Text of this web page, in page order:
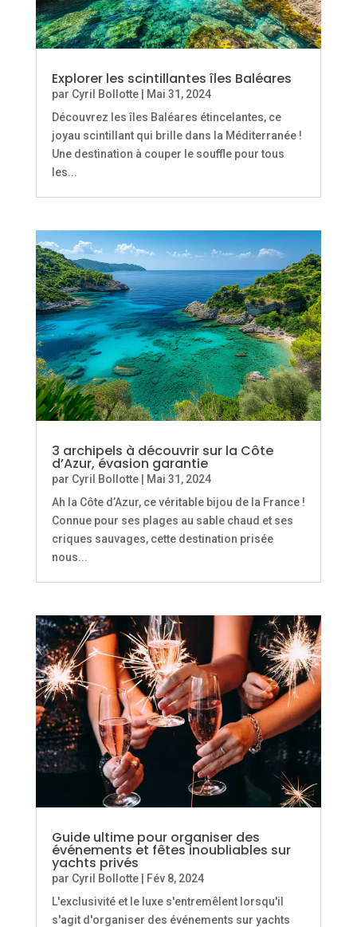
Explorer les scintillantes îles Baléares
par Cyril Bollotte|
Mai 31, 2024
Découvrez les îles Baléares étincelantes, ce
joyau scintillant qui brille dans la Méditerranée !
Une destination à couper le souffle pour tous
les...
3 archipels à découvrir sur la Côte
d’Azur, évasion garantie
par Cyril Bollotte|
Mai 31, 2024
Ah la Côte d’Azur, ce véritable bijou de la France !
Connue pour ses plages au sable chaud et ses
criques sauvages, cette destination prisée
nous...
Guide ultime pour organiser des
événements et fêtes inoubliables sur
yachts privés
par Cyril Bollotte|
Fév 8, 2024
L'exclusivité et le luxe s'entremêlent lorsqu'il
s'agit d'organiser des événements sur yachts